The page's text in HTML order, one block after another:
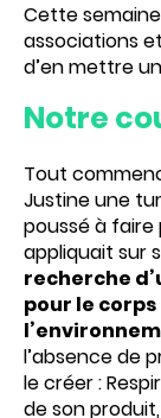
Cette
associations
d’en mettre
Notre
Tout
Justine une
poussé à faire
appliquait sur
recherche
pour le
l’absence de
le créer :
de son